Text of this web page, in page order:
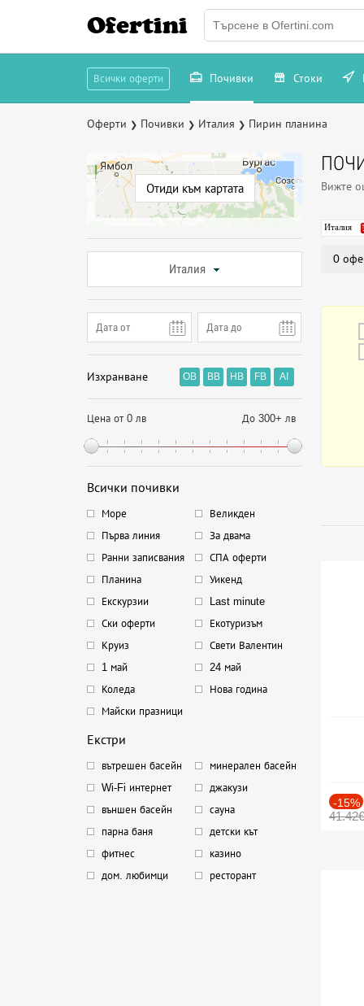
Ofertini
Всички оферти Почивки Стоки
Оферти ❯ Почивки ❯ Италия ❯ Пирин планина
Отиди към картата
Италия
Изхранване OB BB HB FB AI
Цена от 0 лв До 300+ лв
Всички почивки
Море
Великден
Първа линия
За двама
Ранни записвания
СПА оферти
Планина
Уикенд
Екскурзии
Last minute
Ски оферти
Екотуризъм
Круиз
Свети Валентин
1 май
24 май
Коледа
Нова година
Майски празници
Екстри
вътрешен басейн
минерален басейн
Wi-Fi интернет
джакузи
външен басейн
сауна
парна баня
детски кът
фитнес
казино
дом. любимци
ресторант
Вижте
Италия
0
-15%
41.42€